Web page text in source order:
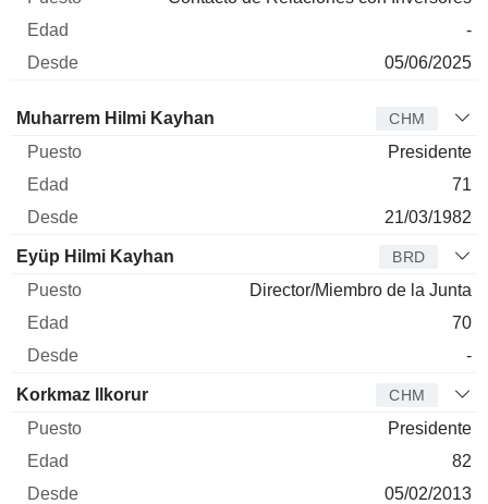
-
05/06/2025
Administrador Puesto Edad
Muharrem Hilmi Kayhan CHM
Presidente
71
21/03/1982
Eyüp Hilmi Kayhan BRD
Director/Miembro de la Junta
70
-
Korkmaz Ilkorur CHM
Presidente
82
05/02/2013